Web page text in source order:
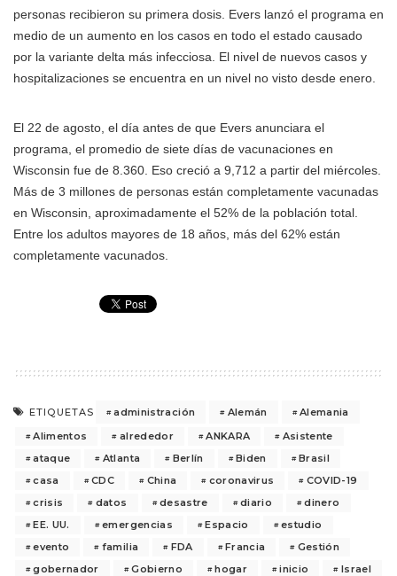
personas recibieron su primera dosis. Evers lanzó el programa en
medio de un aumento en los casos en todo el estado causado
por la variante delta más infecciosa. El nivel de nuevos casos y
hospitalizaciones se encuentra en un nivel no visto desde enero.
El 22 de agosto, el día antes de que Evers anunciara el
programa, el promedio de siete días de vacunaciones en
Wisconsin fue de 8.360. Eso creció a 9,712 a partir del miércoles.
Más de 3 millones de personas están completamente vacunadas
en Wisconsin, aproximadamente el 52% de la población total.
Entre los adultos mayores de 18 años, más del 62% están
completamente vacunados.
ETIQUETAS administración Alemán
Alemania
Alimentos
alrededor ANKARA
Asistente
ataque
Atlanta Berlín Biden
Brasil
casa
CDC China coronavirus
COVID-19
crisis
datos desastre diario
dinero
EE. UU.
emergencias Espacio
estudio
evento
familia FDA Francia
Gestión
gobernador
Gobierno hogar inicio
Israel